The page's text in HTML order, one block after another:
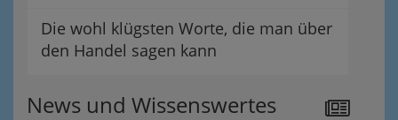
Die wohl klügsten Worte, die man über
den Handel sagen kann
News und Wissenswertes